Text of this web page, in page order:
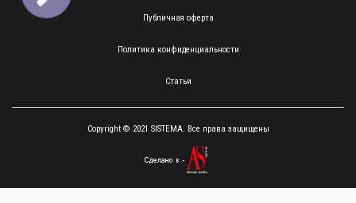
Публичная оферта
Политика конфиденциальности
Статьи
Copyright © 2021 SISTEMA. Все права защищены